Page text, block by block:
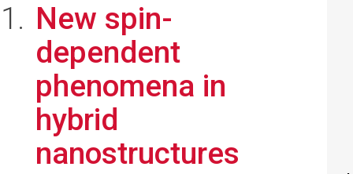
New spin-
dependent
phenomena in
hybrid
nanostructures